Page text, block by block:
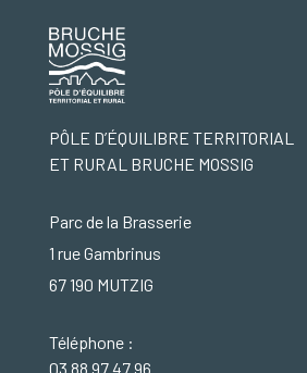
PÔLE D’ÉQUILIBRE TERRITORIAL
ET RURAL BRUCHE MOSSIG
Parc de la Brasserie
1 rue Gambrinus
67 190 MUTZIG
Téléphone :
03 88 97 47 96